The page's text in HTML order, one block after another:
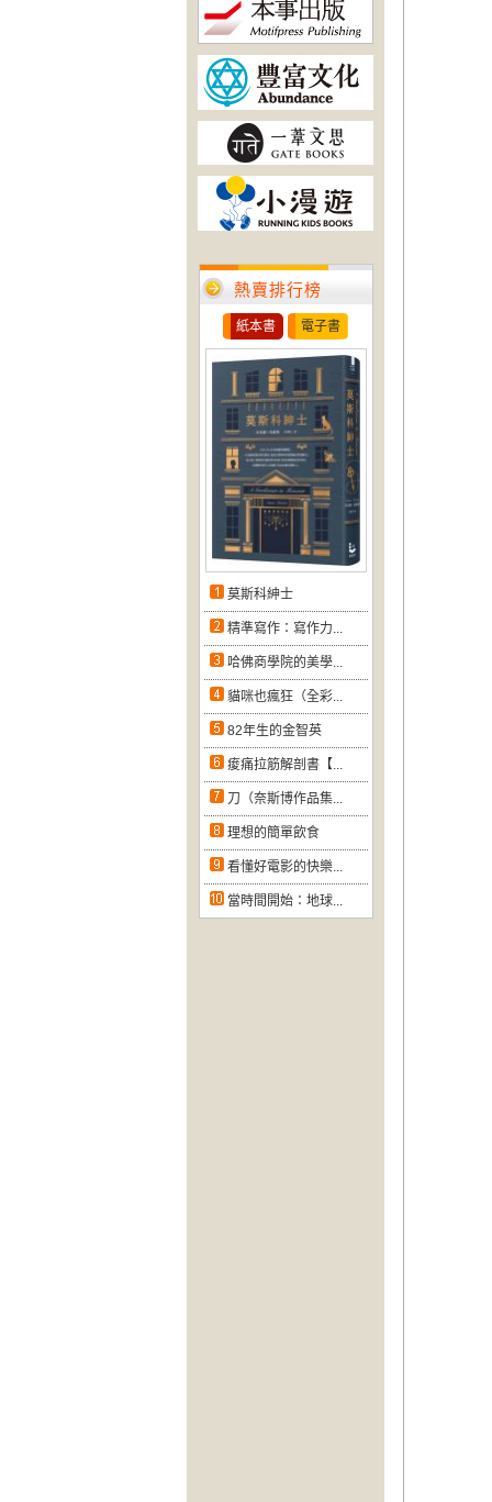
熱賣排行榜
紙本書 電子書
莫斯科紳士
精準寫作：寫作力...
哈佛商學院的美學...
貓咪也瘋狂（全彩...
82年生的金智英
痠痛拉筋解剖書【...
刀（奈斯博作品集...
理想的簡單飲食
看懂好電影的快樂...
當時間開始：地球...